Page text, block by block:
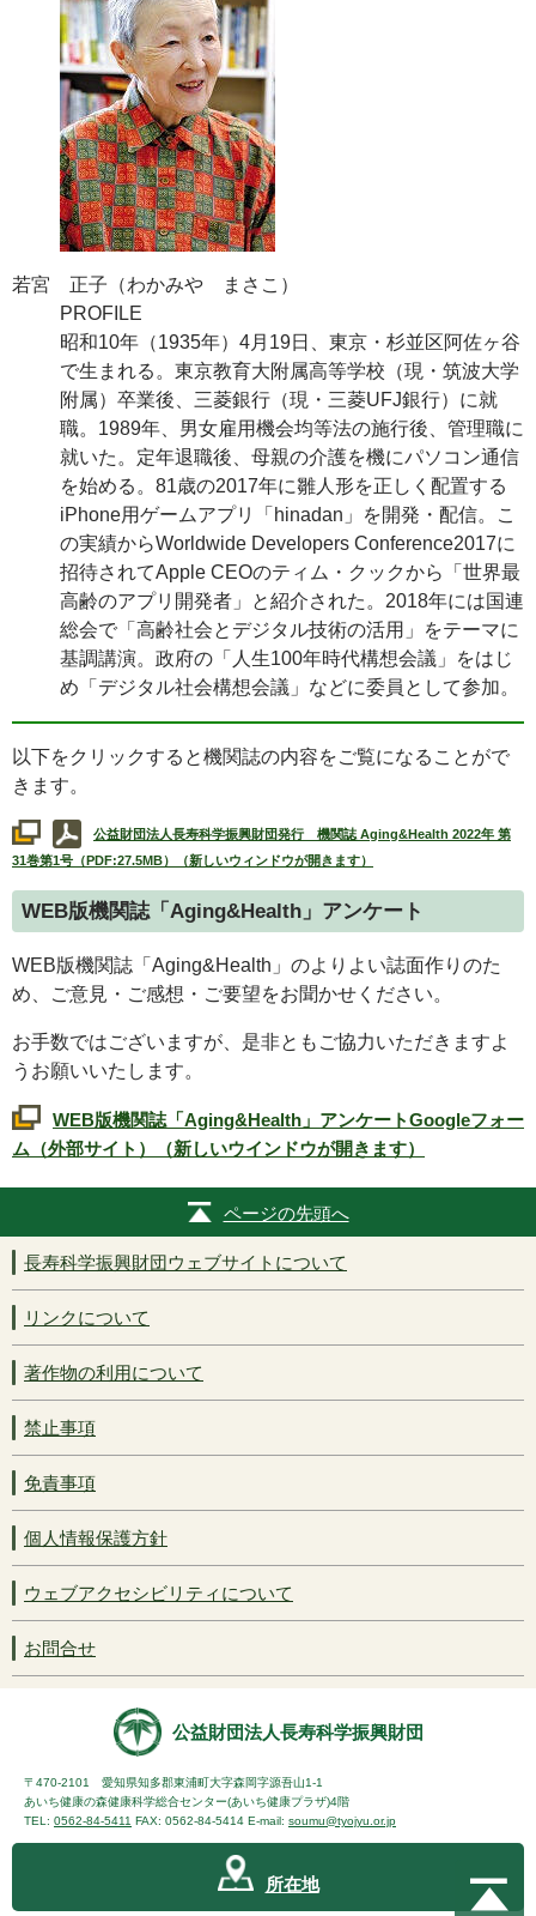
若宮 正子（わかみや まさこ）
PROFILE
昭和10年（1935年）4月19日、東京・杉並区阿佐ヶ谷
で生まれる。東京教育大附属高等学校（現・筑波大学
附属）卒業後、三菱銀行（現・三菱UFJ銀行）に就
職。1989年、男女雇用機会均等法の施行後、管理職に
就いた。定年退職後、母親の介護を機にパソコン通信
を始める。81歳の2017年に雛人形を正しく配置する
iPhone用ゲームアプリ「 hinadan 」を開発・配信。こ
の実績からWorldwide Developers Conference2017に
招待されてApple CEOのティム・クックから「世界最
高齢のアプリ開発者」と紹介された。2018年には国連
総会で「高齢社会とデジタル技術の活用」をテーマに
基調講演。政府の「人生100年時代構想会議」をはじ
め「デジタル社会構想会議」などに委員として参加。
以下をクリックすると機関誌の内容をご覧になることがで
きます。
公益財団法人長寿科学振興財団発行 機関誌 Aging&Health 2022年 第
31巻第1号（PDF:27.5MB）（新しいウィンドウが開きます）
WEB版機関誌「 Aging&Health 」アンケート
WEB版機関誌「 Aging&Health 」のよりよい誌面作りのた
め、ご意見・ご感想・ご要望をお聞かせください。
お手数ではございますが、是非ともご協力いただきますよ
うお願いいたします。
WEB版機関誌「Aging&Health 」アンケートGoogleフォー
ム（外部サイト）（新しいウインドウが開きます）
ページの先頭へ
長寿科学振興財団ウェブサイトについて
リンクについて
著作物の利用について
禁止事項
免責事項
個人情報保護方針
ウェブアクセシビリティについて
お問合せ
公益財団法人長寿科学振興財団
〒470-2101 愛知県知多郡東浦町大字森岡字源吾山1-1
あいち健康の森健康科学総合センター(あいち健康プラザ)4階
TEL: 0562-84-5411 FAX: 0562-84-5414 E-mail: soumu@tyojyu.or.jp
所在地